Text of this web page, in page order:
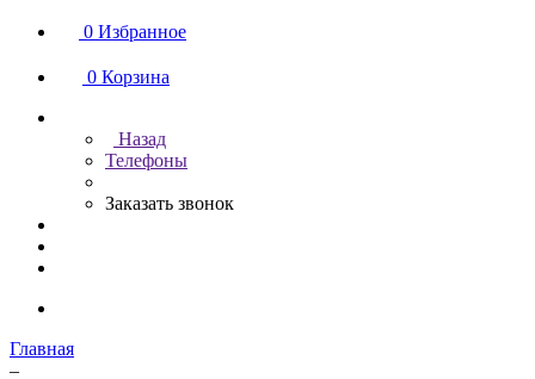
0 Избранное
0 Корзина
Назад
Телефоны
Заказать звонок
Главная
–